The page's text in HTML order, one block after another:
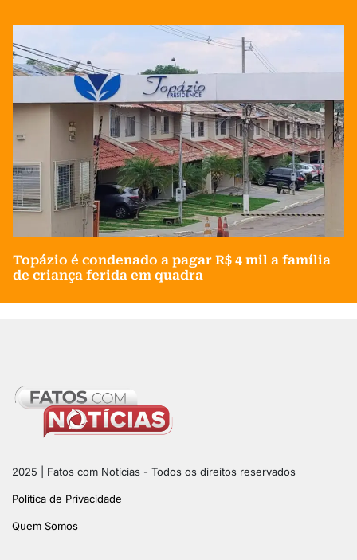
Topázio é condenado a pagar R$ 4 mil a família
de criança ferida em quadra
2025 | Fatos com Notícias - Todos os direitos reservados
Política de Privacidade
Quem Somos